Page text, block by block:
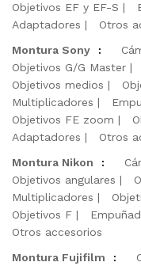
Objetivos EF y EF-S
Adaptadores
Otros
Montura Sony
:
Objetivos G/G Master
Objetivos medios
Multiplicadores
Objetivos FE zoom
Adaptadores
Otros
Montura Nikon
:
Objetivos angulares
Multiplicadores
Objetivos F
Otros accesorios
Montura Fujifilm
: